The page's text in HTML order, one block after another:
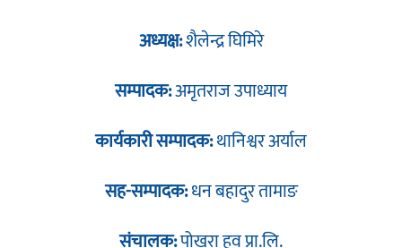
अध्यक्ष:शैलेन्द्र घिमिरे
सम्पादक:अमृतराज उपाध्याय
कार्यकारी सम्पादक:थानिश्वर अर्याल
सह-सम्पादक:धन बहादुर तामाङ
संचालक:पोखरा हव प्रा.लि.